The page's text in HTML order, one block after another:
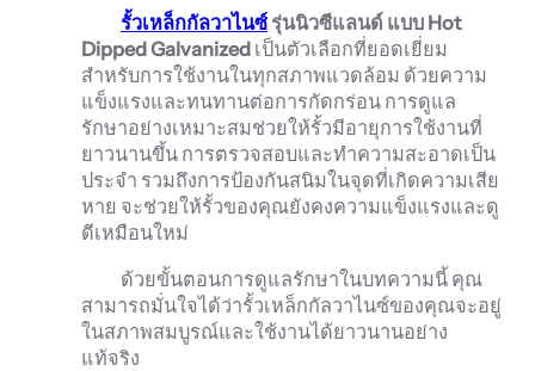
รั้วเหล็กกัลวาไนซ์ รุ่นนิวซีแลนด์ แบบ Hot
Dipped Galvanized เป็นตัวเลือกที่ยอดเยี่ยม
สำหรับการใช้งานในทุกสภาพแวดล้อม ด้วยความ
แข็งแรงและทนทานต่อการกัดกร่อน การดูแล
รักษาอย่างเหมาะสมช่วยให้รั้วมีอายุการใช้งานที่
ยาวนานขึ้น การตรวจสอบและทำความสะอาดเป็น
ประจำ รวมถึงการป้องกันสนิมในจุดที่เกิดความเสีย
หาย จะช่วยให้รั้วของคุณยังคงความแข็งแรงและดู
ดีเหมือนใหม่
ด้วยขั้นตอนการดูแลรักษาในบทความนี้ คุณ
สามารถมั่นใจได้ว่ารั้วเหล็กกัลวาไนซ์ของคุณจะอยู่
ในสภาพสมบูรณ์และใช้งานได้ยาวนานอย่าง
แท้จริง